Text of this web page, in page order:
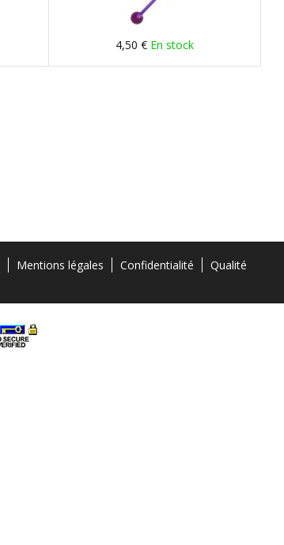
4,50 € En stock
Mentions légales Confidentialité
Qualité